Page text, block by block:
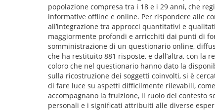
popolazione compresa tra i 18 e i 29 anni, che
informative offline e online. Per rispondere alle
all’integrazione tra approcci quantitativi e
maggiormente profondi e arricchiti dai punti di
somministrazione di un questionario online,
che ha restituito 881 risposte, e dall’altra, con la
coloro che nel questionario hanno dato la
sulla ricostruzione dei soggetti coinvolti, si è
di fare luce su aspetti difficilmente rilevabili,
accompagnano la fruizione, il ruolo del contesto
personali e i significati attribuiti alle diverse